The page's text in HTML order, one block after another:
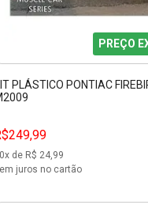
PREÇO
PLÁSTICO PONTIAC
x de R$ 24,99
juros no cartão